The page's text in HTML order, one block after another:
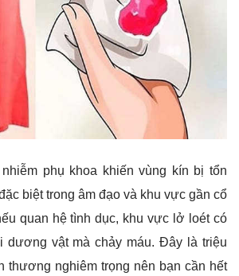
phụ khoa khiến vùng kín bị tổn
biệt trong âm đạo và khu vực gần cổ
quan hệ tình dục, khu vực lở loét có
dương vật mà chảy máu. Đây là triệu
thương nghiêm trọng nên bạn cần hết